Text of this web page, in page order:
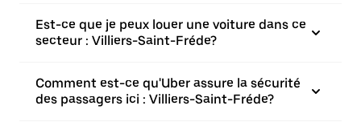
Est-ce que je peux louer une voiture dans ce
secteur : Villiers-Saint-Fréde?
Comment est-ce qu'Uber assure la sécurité
des passagers ici : Villiers-Saint-Fréde?